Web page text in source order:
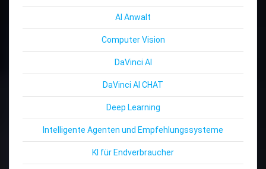
AI Anwalt
Computer Vision
DaVinci AI
DaVinci AI CHAT
Deep Learning
Intelligente Agenten und Empfehlungssysteme
KI für Endverbraucher